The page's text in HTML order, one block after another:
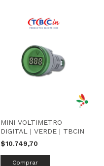
MINI VOLTIMETRO
DIGITAL | VERDE | TBCIN
$10.749,70